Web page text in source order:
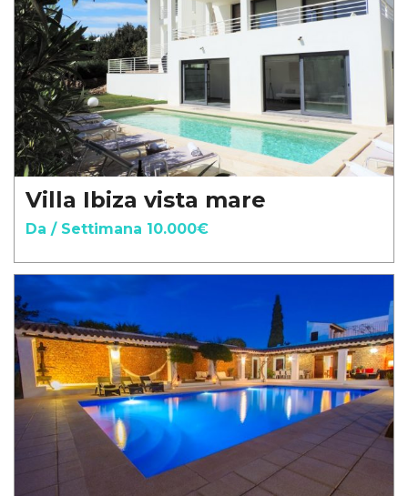
Villa Ibiza vista mare
Da / Settimana 10.000€